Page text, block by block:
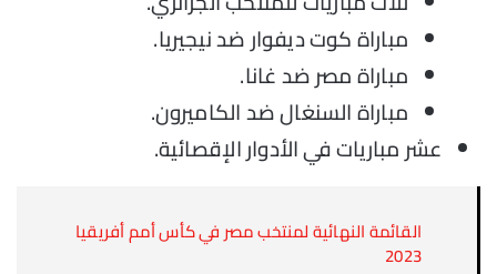
مباراة كوت ديفوار ضد نيجيريا.
مباراة مصر ضد غانا.
مباراة السنغال ضد الكاميرون.
عشر مباريات في الأدوار الإقصائية.
القائمة النهائية لمنتخب مصر في كأس أمم أفريقيا
2023